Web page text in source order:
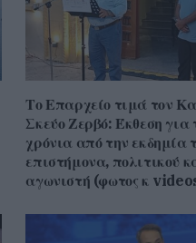
Το Επαρχείο τιμά τον
Σκεύο Ζερβό: Έκθεση για
χρόνια από την εκδημία
επιστήμονα, πολιτικού
αγωνιστή (φωτος κ